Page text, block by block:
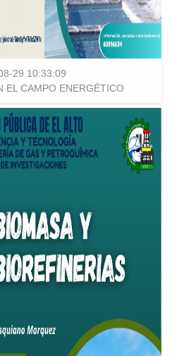
29 10:33:09
EL CAMPO ENERGÉTICO